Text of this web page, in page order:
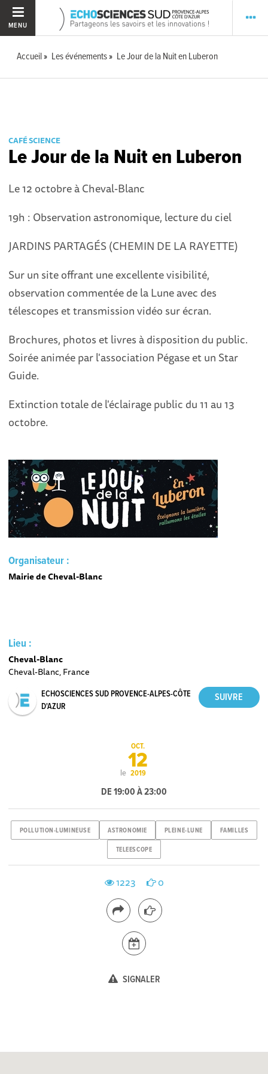
MENU
Accueil Les événements Le Jour de la Nuit en Luberon
CAFÉ SCIENCE
Le Jour de la Nuit en Luberon
Le 12 octobre à Cheval-Blanc
19h : Observation astronomique, lecture du ciel
JARDINS PARTAGÉS (CHEMIN DE LA RAYETTE)
Sur un site offrant une excellente visibilité,
observation commentée de la Lune avec des
télescopes et transmission vidéo sur écran.
Brochures, photos et livres à disposition du public.
Soirée animée par l'association Pégase et un Star
Guide.
Extinction totale de l'éclairage public du 11 au 13
octobre.
Organisateur :
Mairie de Cheval-Blanc
Lieu :
Cheval-Blanc
Cheval-Blanc, France
ECHOSCIENCES SUD PROVENCE-ALPES-CÔTE
D'AZUR
le
OCT.
12
2019
DE 19:00 À 23:00
POLLUTION-LUMINEUSE ASTRONOMIE PLEINE-LUNE FAMILLES
TELEESCOPE
1223 0
SIGNALER